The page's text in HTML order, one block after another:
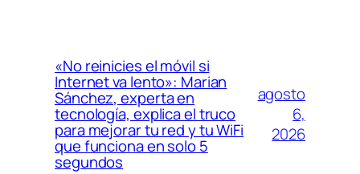
«No reinicies el móvil si
Internet va lento»: Marian
Sánchez, experta en
tecnología, explica el truco
para mejorar tu red y tu WiFi
que funciona en solo 5
segundos
agosto
6,
2026